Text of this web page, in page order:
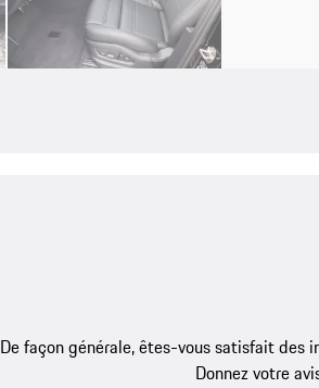
De façon générale, êtes-vous satisfait des
Donnez votre